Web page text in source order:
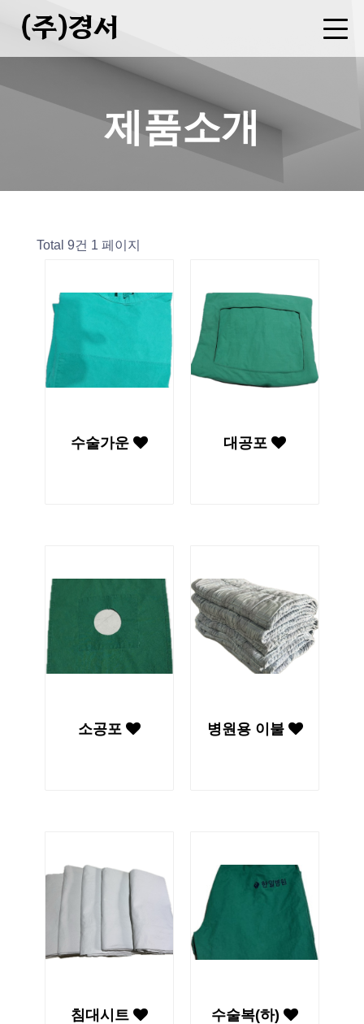
제품소개
(주)경서
회사소개
CEO 인사말
기업현황
연혁
오시는길
사업분야
병원복 제조
세탁물 용역
폐기물 중간처분업(소각)
수집운반업
증기(스팀)판매업
제품소개
FAQ
Total 9건 1 페이지
수술가운 대공포
소공포 병원용 이불
침대시트 수술복(하)